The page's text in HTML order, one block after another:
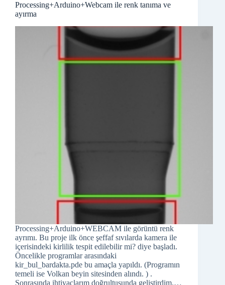
Processing+Arduino+Webcam ile renk tanıma ve
ayırma
Processing+Arduino+WEBCAM ile görüntü renk
ayrımı. Bu proje ilk önce şeffaf sıvılarda kamera ile
içerisindeki kirlilik tespit edilebilir mi? diye başladı.
Öncelikle programlar arasındaki
kir_bul_bardakta.pde bu amaçla yapıldı. (Programın
temeli ise Volkan beyin sitesinden alındı. ) .
Sonrasında ihtiyaçlarım doğrultusunda geliştirdim.…